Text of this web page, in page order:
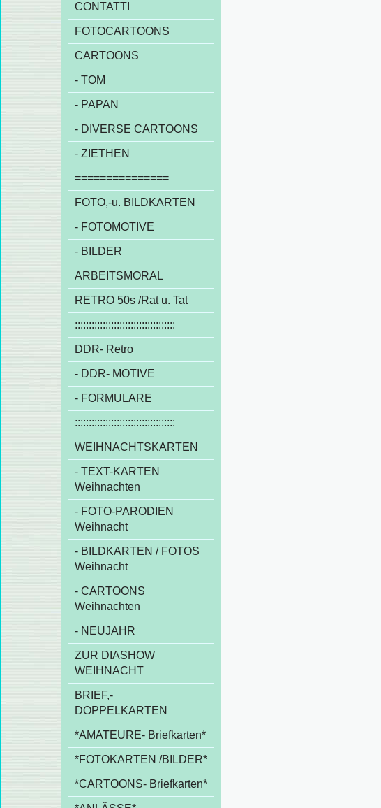
CONTATTI
FOTOCARTOONS
CARTOONS
- TOM
- PAPAN
- DIVERSE CARTOONS
- ZIETHEN
===============
FOTO,-u. BILDKARTEN
- FOTOMOTIVE
- BILDER
ARBEITSMORAL
RETRO 50s /Rat u. Tat
::::::::::::::::::::::::::::::::::::
DDR- Retro
- DDR- MOTIVE
- FORMULARE
::::::::::::::::::::::::::::::::::::
WEIHNACHTSKARTEN
- TEXT-KARTEN
Weihnachten
- FOTO-PARODIEN
Weihnacht
- BILDKARTEN / FOTOS
Weihnacht
- CARTOONS
Weihnachten
- NEUJAHR
ZUR DIASHOW
WEIHNACHT
BRIEF,-
DOPPELKARTEN
*AMATEURE- Briefkarten*
*FOTOKARTEN /BILDER*
*CARTOONS- Briefkarten*